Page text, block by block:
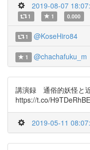
2019-08-07
1 1 0.000
1 @KoseHiro84
1 @chachafuku_m
講演録 通俗的妖怪と
https://t.co/
2019-05-11